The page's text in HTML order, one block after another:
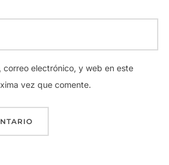
correo electrónico, y web en este
vez que comente.